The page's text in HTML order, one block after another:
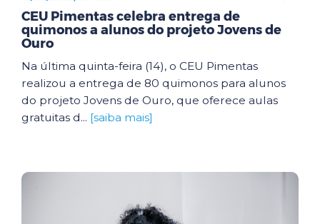
CEU Pimentas celebra entrega de
quimonos a alunos do projeto Jovens de
Ouro
Na última quinta-feira (14), o CEU Pimentas
realizou a entrega de 80 quimonos para alunos
do projeto Jovens de Ouro, que oferece aulas
gratuitas d... [saiba mais]